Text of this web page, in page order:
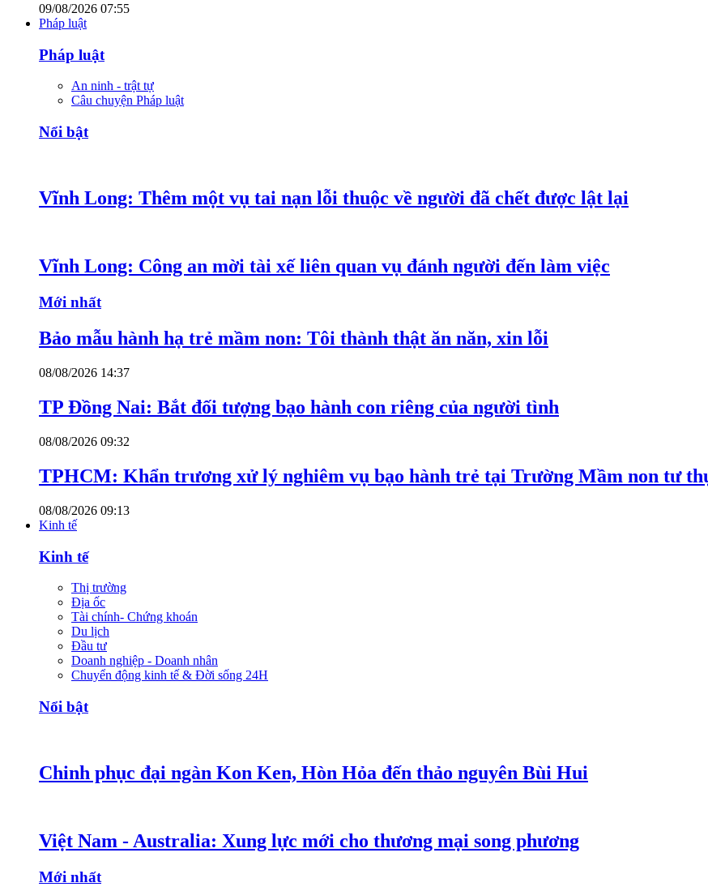
09/08/2026 07:55
Pháp luật
Pháp luật
An ninh - trật tự
Câu chuyện Pháp luật
Nổi bật
Vĩnh Long: Thêm một vụ tai nạn lỗi thuộc về người đã chết được lật lại
Vĩnh Long: Công an mời tài xế liên quan vụ đánh người đến làm việc
Mới nhất
Bảo mẫu hành hạ trẻ mầm non: Tôi thành thật ăn năn, xin lỗi
08/08/2026 14:37
TP Đồng Nai: Bắt đối tượng bạo hành con riêng của người tình
08/08/2026 09:32
TPHCM: Khẩn trương xử lý nghiêm vụ bạo hành trẻ tại Trường Mầm non tư
08/08/2026 09:13
Kinh tế
Kinh tế
Thị trường
Địa ốc
Tài chính- Chứng khoán
Du lịch
Đầu tư
Doanh nghiệp - Doanh nhân
Chuyển động kinh tế & Đời sống 24H
Nổi bật
Chinh phục đại ngàn Kon Ken, Hòn Hỏa đến thảo nguyên Bùi Hui
Việt Nam - Australia: Xung lực mới cho thương mại song phương
Mới nhất